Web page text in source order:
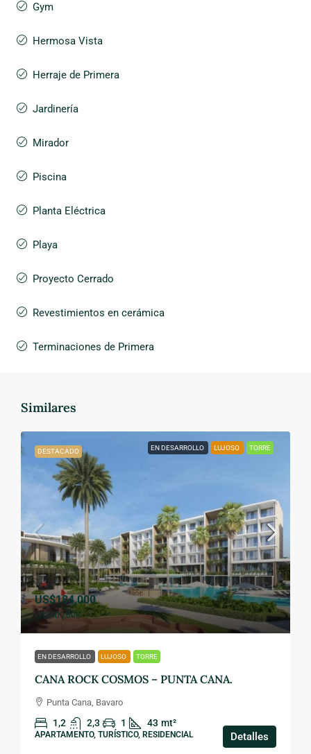
Gym
Hermosa Vista
Herraje de Primera
Jardinería
Mirador
Piscina
Planta Eléctrica
Playa
Proyecto Cerrado
Revestimientos en cerámica
Terminaciones de Primera
Similares
DESTACADO EN DESARROLLO LUJOSO TORRE
US$184,000
US$400,000
EN DESARROLLO LUJOSO TORRE
CANA ROCK COSMOS – PUNTA CANA.
Punta Cana, Bavaro
1,2 2,3 1 43 mt²
APARTAMENTO, TURÍSTICO, RESIDENCIAL Detalles